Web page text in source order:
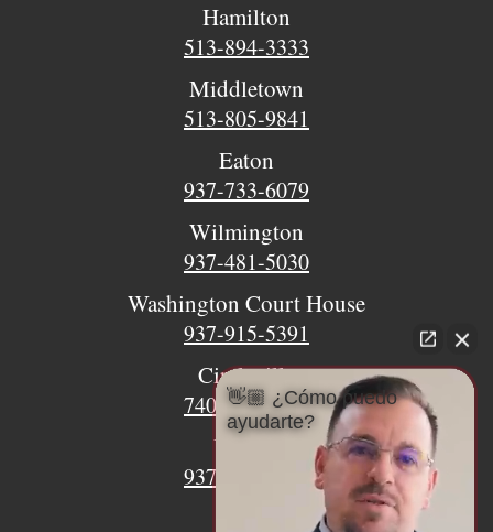
Hamilton
513-894-3333
Middletown
513-805-9841
Eaton
937-733-6079
Wilmington
937-481-5030
Washington Court House
937-915-5391
Circleville
740-620-9018
Urbana
937-770-8932
👋🏼 ¿Cómo puedo
ayudarte?